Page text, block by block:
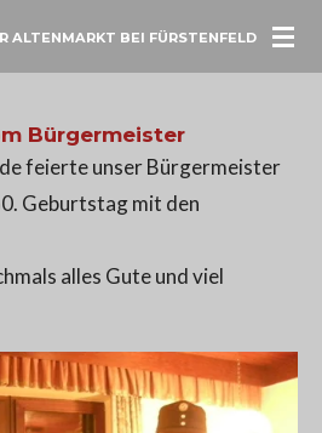
ALTENMARKT BEI FÜRSTENFELD
Bürgermeister
feierte unser Bürgermeister
Geburtstag mit den
alles Gute und viel